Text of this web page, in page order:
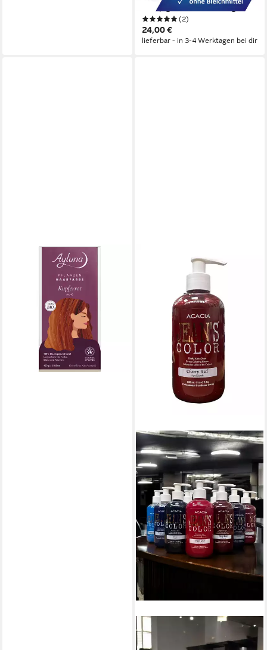
Farbpigmenten, Packung
(2)
24,00 €
lieferbar - in 3-4 Werktagen bei dir
Haarfarbe Kupferrot, 100 g
lieferbar - in 3-4 Werktagen bei dir
JEANS COLOR
Haarfarbe Semi Permanente